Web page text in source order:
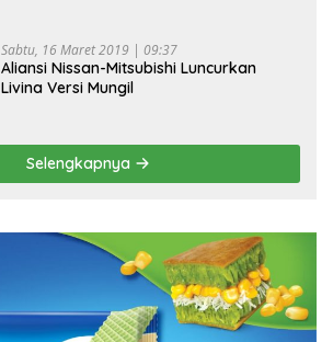
Sabtu, 16 Maret 2019 | 09:37
Aliansi Nissan-Mitsubishi Luncurkan
Livina Versi Mungil
Selengkapnya